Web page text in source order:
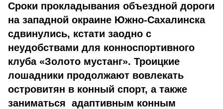
Сроки прокладывания объездной дороги
на западной окраине Южно-Сахалинска
сдвинулись, кстати заодно с
неудобствами для конноспортивного
клуба «Золото мустанг». Троицкие
лошадники продолжают вовлекать
островитян в конный спорт, а также
заниматься адаптивным конным